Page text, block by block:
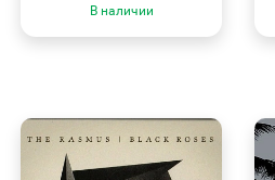
В наличии